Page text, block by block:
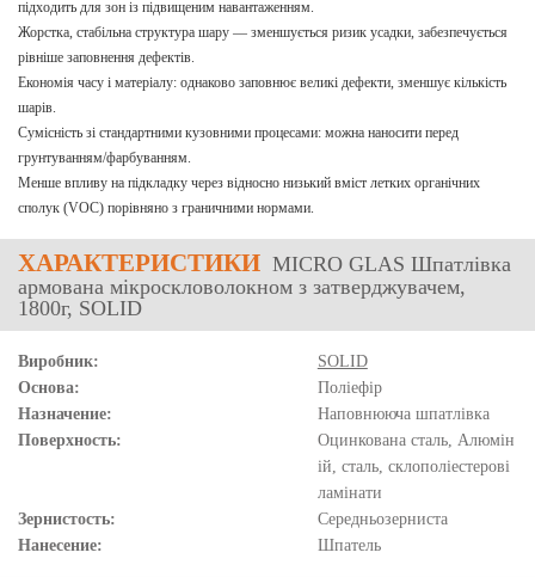
підходить для зон із підвищеним навантаженням.
Жорстка, стабільна структура шару — зменшується ризик усадки, забезпечується
рівніше заповнення дефектів.
Економія часу і матеріалу: однаково заповнює великі дефекти, зменшує кількість
шарів.
Сумісність зі стандартними кузовними процесами: можна наносити перед
грунтуванням/фарбуванням.
Менше впливу на підкладку через відносно низький вміст летких органічних
сполук (VOC) порівняно з граничними нормами.
ХАРАКТЕРИСТИКИ MICRO GLAS Шпатлівка
армована мікроскловолокном з затверджувачем,
1800г, SOLID
Виробник:
SOLID
Основа:
Поліефір
Назначение:
Наповнююча шпатлівка
Поверхность:
Оцинкована сталь, Алюмін
ій, сталь, склополіестерові
ламінати
Зернистость:
Середньозерниста
Нанесение:
Шпатель